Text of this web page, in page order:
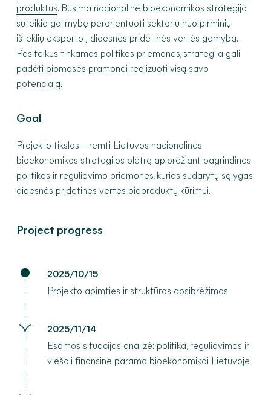
produktus. Būsima nacionalinė bioekonomikos strategija
suteikia galimybę perorientuoti sektorių nuo pirminių
išteklių eksporto į didesnės pridėtinės vertės gamybą.
Pasitelkus tinkamas politikos priemones, strategija gali
padėti biomasės pramonei realizuoti visą savo
potencialą.
Goal
Projekto tikslas – remti Lietuvos nacionalinės
bioekonomikos strategijos plėtrą apibrėžiant pagrindines
politikos ir reguliavimo priemones, kurios sudarytų sąlygas
didesnės pridėtinės vertės bioproduktų kūrimui.
Project progress
2025/10/15
Projekto apimties ir struktūros apsibrėžimas
2025/11/14
Esamos situacijos analizė: politika, reguliavimas ir
viešoji finansinė parama bioekonomikai Lietuvoje